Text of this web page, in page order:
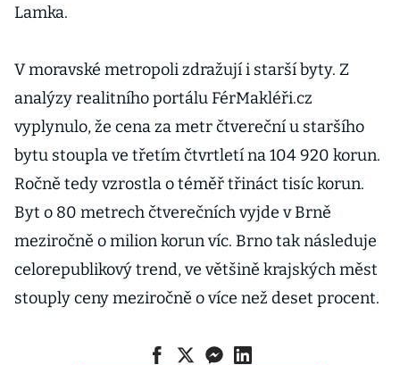
Lamka.
V moravské metropoli zdražují i starší byty. Z
analýzy realitního portálu FérMakléři.cz
vyplynulo, že cena za metr čtvereční u staršího
bytu stoupla ve třetím čtvrtletí na 104 920 korun.
Ročně tedy vzrostla o téměř třináct tisíc korun.
Byt o 80 metrech čtverečních vyjde v Brně
meziročně o milion korun víc. Brno tak následuje
celorepublikový trend, ve většině krajských měst
stouply ceny meziročně o více než deset procent.